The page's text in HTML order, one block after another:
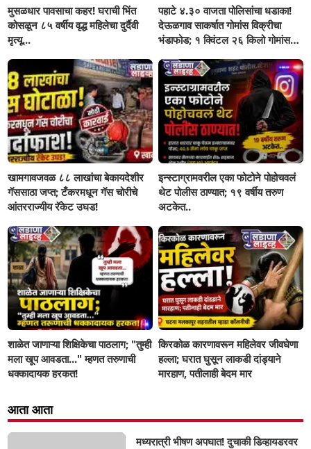
मुसळधार पावसाचा कहर! घराची भिंत
कोसळून ८५ वर्षीय वृद्ध महिलेचा दुर्दैवी
मृत्यू...
पहाटे ४.३० वाजता पोलिसांचा धडाका!
देऊळगाव साकर्षात गोमांस विक्रीचा
भंडाफोड; १ क्विंटल २६ किलो गोमांस
खामगावजवळ ८८ लाखांचा बेकायदेशीर
गॅससाठा जप्त; टँकरमधून गॅस चोरीचे
आंतरराज्यीय रॅकेट उघड!
इन्स्टाग्रामवरील एका फोटोने पोहोचवलं
थेट पोलीस ठाण्यात; १९ वर्षीय तरुण
अटकेत..
शाळेत जाणाऱ्या शिक्षिकेचा पाठलाग; "तुम्ही
मला खूप आवडता..." म्हणत तरुणाची
धक्कादायक हरकत!
किरकोळ कारणावरून महिलेवर जीवघेणा
हल्ला; घरात घुसून लाकडी दांड्याने
मारहाण, पतीलाही बेदम मार
आता आता
मध्यरात्री भीषण अपघात! दुचाकी डिव्हायडरवर